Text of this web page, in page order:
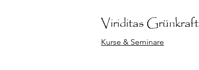
Viriditas Grünkraft
Kurse & Seminare